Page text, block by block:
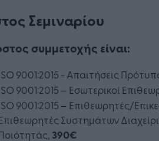
Σεμιναρίου
συμμετοχής είναι:
9001:2015 - Απαιτήσεις
9001:2015 – Εσωτερικοί
9001:2015 – Επιθεωρητές/
Συστημάτων
390€